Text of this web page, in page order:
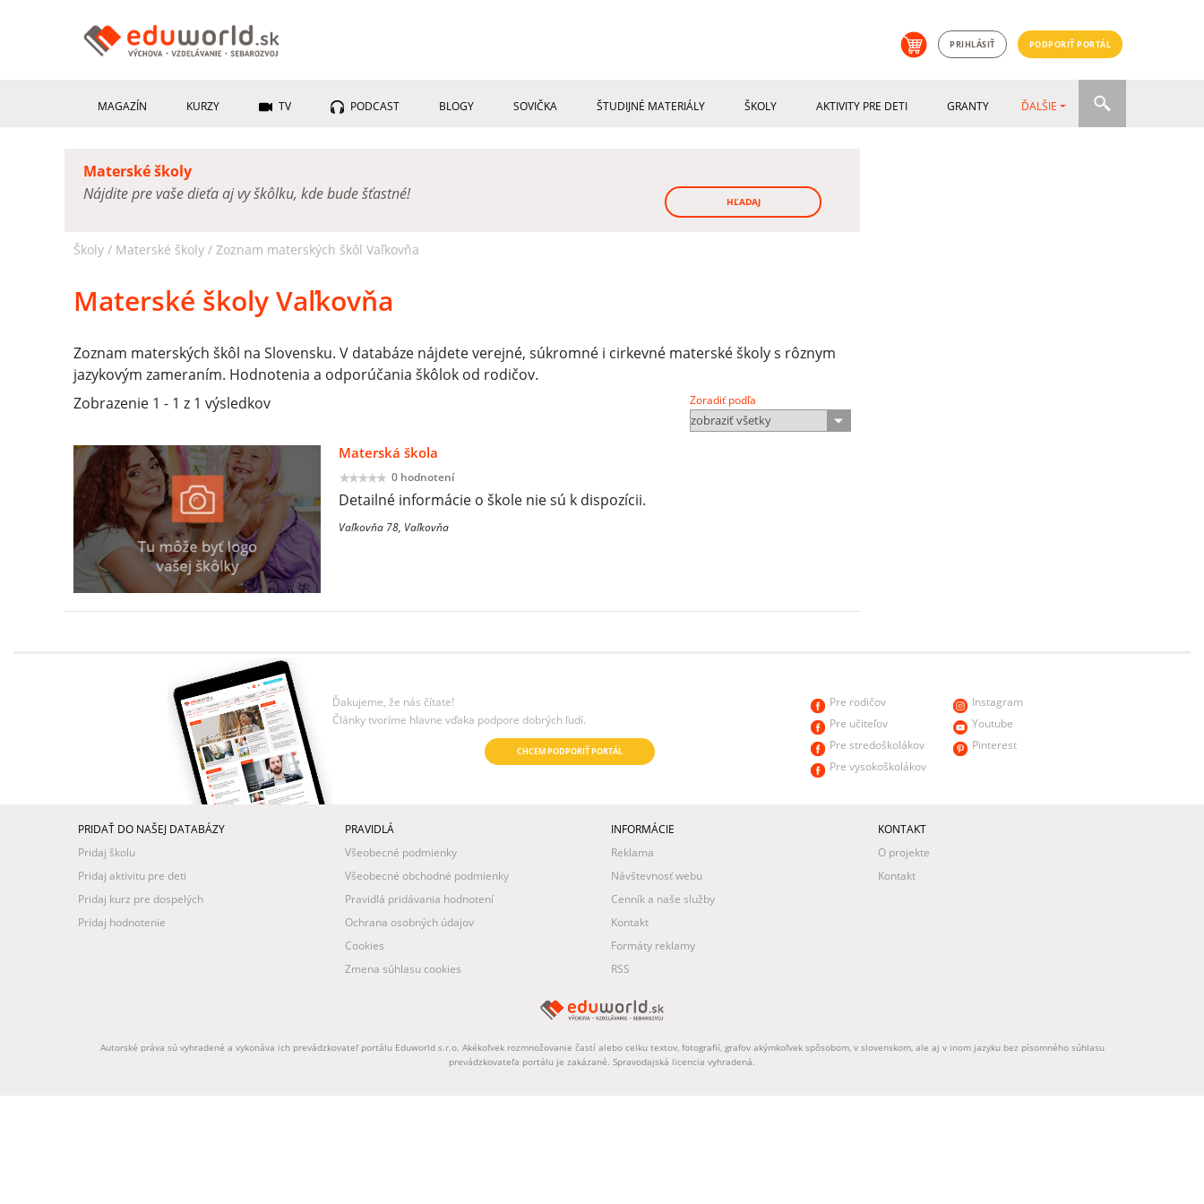
PRIHLÁSIŤ PODPORIŤ PORTÁL
MAGAZÍN KURZY TV PODCAST BLOGY SOVIČKA ŠTUDIJNÉ MATERIÁLY ŠKOLY AKTIVITY PRE DETI GRANTY ĎALŠIE
Materské školy
Nájdite pre vaše dieťa aj vy škôlku, kde bude šťastné!
HĽADAJ
Školy / Materské školy / Zoznam materských škôl Vaľkovňa
Materské školy Vaľkovňa
Zoznam materských škôl na Slovensku. V databáze nájdete verejné, súkromné i cirkevné materské školy s rôznym
jazykovým zameraním. Hodnotenia a odporúčania škôlok od rodičov.
Zobrazenie 1 - 1 z 1 výsledkov
Zoradiť podľa
Materská škola
0 hodnotení
Detailné informácie o škole nie sú k dispozícii.
Vaľkovňa 78, Vaľkovňa
Ďakujeme, že nás čítate!
Články tvoríme hlavne vďaka podpore dobrých ľudí.
CHCEM PODPORIŤ PORTÁL
Pre rodičov
Pre učiteľov
Pre stredoškolákov
Pre vysokoškolákov
Instagram
Youtube
Pinterest
PRIDAŤ DO NAŠEJ DATABÁZY
Pridaj školu
Pridaj aktivitu pre deti
Pridaj kurz pre dospelých
Pridaj hodnotenie
PRAVIDLÁ
Všeobecné podmienky
Všeobecné obchodné podmienky
Pravidlá pridávania hodnotení
Ochrana osobných údajov
Cookies
Zmena súhlasu cookies
INFORMÁCIE
Reklama
Návštevnosť webu
Cenník a naše služby
Kontakt
Formáty reklamy
RSS
KONTAKT
O projekte
Kontakt
Autorské práva sú vyhradené a vykonáva ich prevádzkovateľ portálu Eduworld s.r.o. Akékoľvek rozmnožovanie častí alebo celku textov, fotografií, grafov akýmkoľvek spôsobom, v slovenskom, ale aj v inom jazyku bez písomného súhlasu
prevádzkovateľa portálu je zakázané. Spravodajská licencia vyhradená.